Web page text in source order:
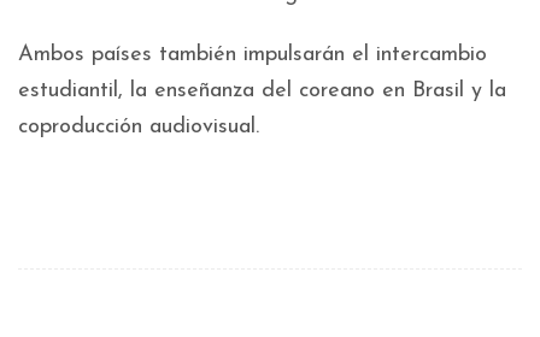
Ambos países también impulsarán el intercambio
estudiantil, la enseñanza del coreano en Brasil y la
coproducción audiovisual.